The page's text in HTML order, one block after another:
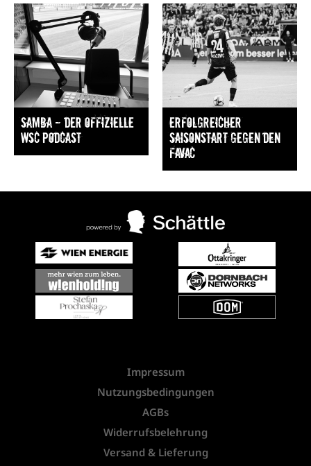
Samba — Der offizielle
WSC Podcast
Erfolgreicher
Saisonstart gegen den
FavAC
Impressum
Nutzungsbedingungen
AGBs
Widerrufsbelehrung
Versand & Lieferung